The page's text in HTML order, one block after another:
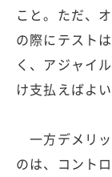
こと。ただ、
の際にテスト
く、アジャイ
け支払えばよ
一方デメリ
のは、コント